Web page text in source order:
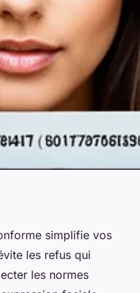
d'identité
simplifie vos
les refus qui
les normes